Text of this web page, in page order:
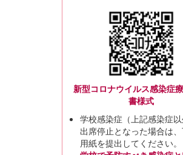
新型コロナウイルス感染症
書様式
学校感染症（上記感染症
出席停止となった場合は
用紙を提出してください。